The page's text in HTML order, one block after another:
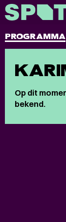
PROGRAMMA
Op dit
bekend.